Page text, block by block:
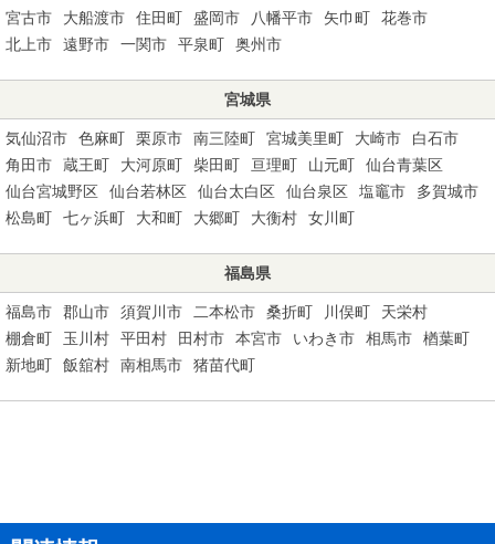
宮古市 大船渡市 住田町 盛岡市 八幡平市 矢巾町
花巻市
北上市
遠野市 一関市 平泉町 奥州市
宮城県
気仙沼市 色麻町 栗原市 南三陸町 宮城美里町 大崎市
白石市
角田市
蔵王町 大河原町 柴田町 亘理町 山元町
仙台青葉区
仙台宮城野区
仙台若林区 仙台太白区 仙台泉区 塩竈市
多賀城市
松島町
七ヶ浜町 大和町 大郷町 大衡村 女川町
福島県
福島市 郡山市 須賀川市 二本松市 桑折町 川俣町
天栄村
棚倉町
玉川村 平田村 田村市 本宮市 いわき市 相馬市
楢葉町
新地町
飯舘村 南相馬市 猪苗代町